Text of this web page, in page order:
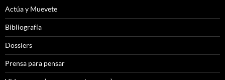
Actúa y Muevete
Bibliografía
Dossiers
Prensa para pensar